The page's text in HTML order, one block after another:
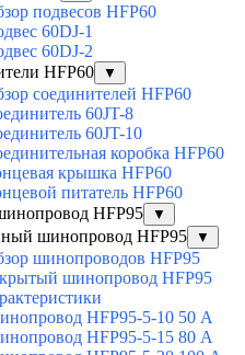
подвесов HFP60
60DJ-1
60DJ-2
HFP60
▼
соединителей HFP60
60JT-8
60JT-10
коробка HFP60
крышка HFP60
питатель HFP60
HFP95
▼
шинопровод HFP95 ▼
шинопроводов HFP95
шинопровод HFP95
HFP95-5-10 50 А
HFP95-5-15 80 А